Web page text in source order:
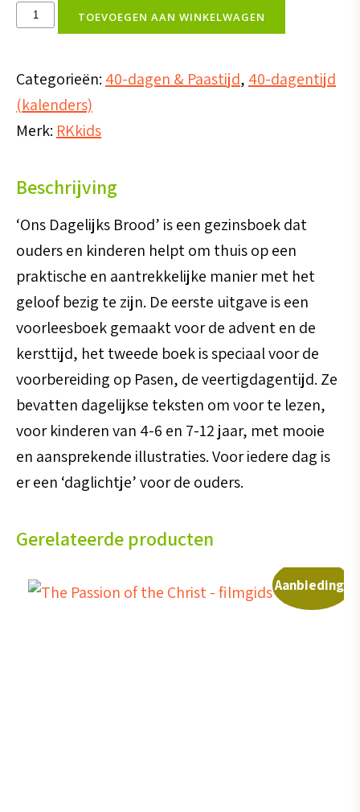
€ 21,00.€ 9,50.
Ons
Dagelijks
-
Veertigdagentijd
aantal
TOEVOEGEN AAN WINKELWAGEN
Categorieën: 40-dagen & Paastijd, 40-dagentijd
(kalenders)
Merk: RKkids
Beschrijving
‘Ons Dagelijks Brood’ is een gezinsboek dat
ouders en kinderen helpt om thuis op een
praktische en aantrekkelijke manier met het
geloof bezig te zijn. De eerste uitgave is een
voorleesboek gemaakt voor de advent en de
kersttijd, het tweede boek is speciaal voor de
voorbereiding op Pasen, de veertigdagentijd. Ze
bevatten dagelijkse teksten om voor te lezen,
voor kinderen van 4-6 en 7-12 jaar, met mooie
en aansprekende illustraties. Voor iedere dag is
er een ‘daglichtje’ voor de ouders.
Gerelateerde producten
Aanbieding!